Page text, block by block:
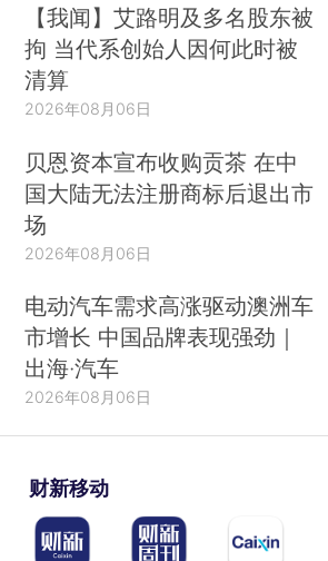
【我闻】艾路明及多名股东被
拘 当代系创始人因何此时被
清算
2026年08月06日
贝恩资本宣布收购贡茶 在中
国大陆无法注册商标后退出市
场
2026年08月06日
电动汽车需求高涨驱动澳洲车
市增长 中国品牌表现强劲｜
出海·汽车
2026年08月06日
财新移动